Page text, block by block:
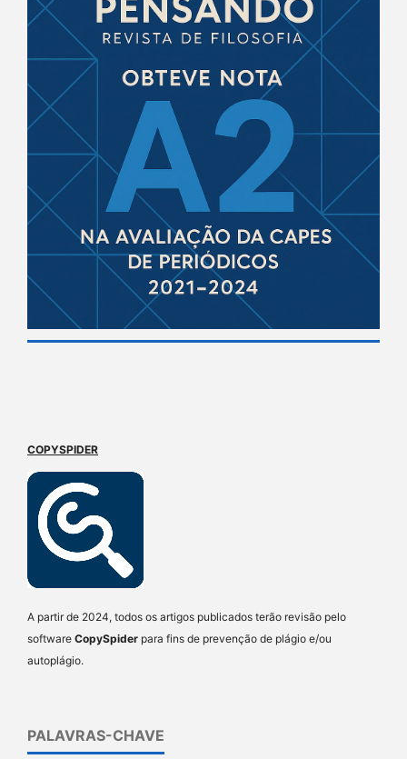
COPYSPIDER
A partir de 2024, todos os artigos publicados terão revisão pelo
software CopySpider para fins de prevenção de plágio e/ou
autoplágio.
PALAVRAS-CHAVE